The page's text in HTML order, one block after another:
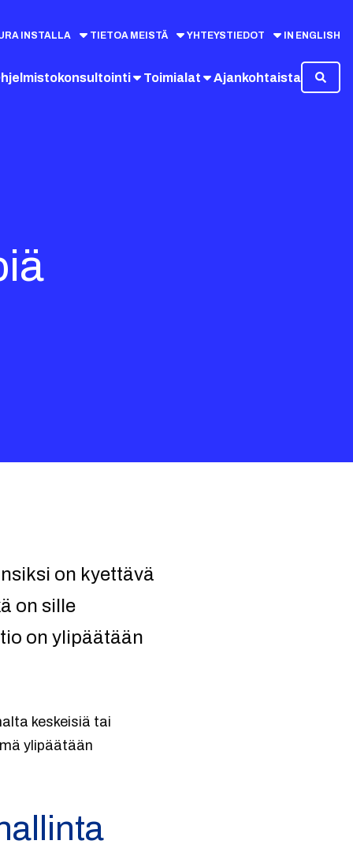
INSTALLA TIETOA MEISTÄ YHTEYSTIEDOT IN ENGLISH
Toimialat Ajankohtaista
on kyettävä
on sille
on ylipäätään
keskeisiä tai
ylipäätään